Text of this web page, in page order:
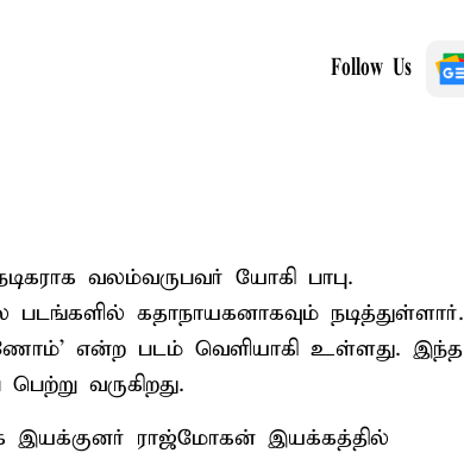
Follow Us
வலம்வருபவர் யோகி பாபு.
கதாநாயகனாகவும் நடித்துள்ளார்.
என்ற படம் வெளியாகி உள்ளது. இந்த
வருகிறது.
இயக்குனர் ராஜ்மோகன் இயக்கத்தில்